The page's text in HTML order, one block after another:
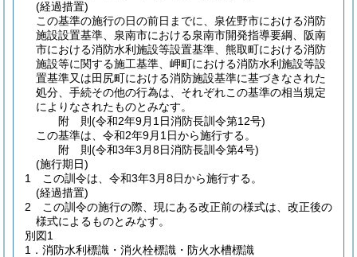
(経過措置)
この基準の施行の日の前日までに、泉佐野市における消防
施設設置基準、泉南市における泉南市開発指導要綱、阪南
市における消防水利施設等設置基準、熊取町における消防
施設等に関する施工基準、岬町における消防水利施設等設
置基準又は田尻町における消防施設基準に基づきなされた
処分、手続その他の行為は、それぞれこの基準の相当規定
によりなされたものとみなす。
附 則(令和2年9月1日消防長訓令第12号)
この基準は、令和2年9月1日から施行する。
附 則(令和3年3月8日消防長訓令第4号)
(施行期日)
1
この訓令は、令和3年3月8日から施行する。
(経過措置)
2
この訓令の施行の際、現にある改正前の様式は、改正後の
様式によるものとみなす。
別図1
1．消防水利標識・消火栓標識・防火水槽標識